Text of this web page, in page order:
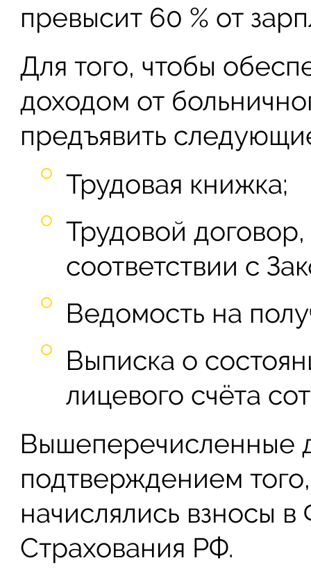
превысит 60 % от
Для того, чтобы
доходом от
предъявить
Трудовая книжка;
Трудовой
соответствии с
Ведомость на
Выписка о
лицевого счёта
Вышеперечисленные
подтверждением
начислялись взносы
Страхования РФ.